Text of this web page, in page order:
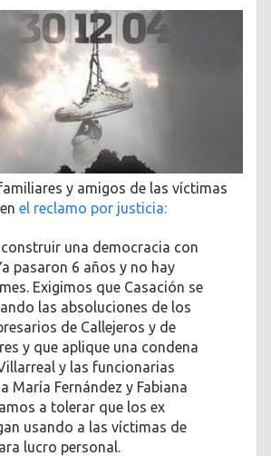
y amigos de las víctimas
el reclamo por justicia:
construir una democracia con
pasaron 6 años y no hay
Exigimos que Casación se
las absoluciones de los
de Callejeros y de
y que aplique una condena
y las funcionarias
María Fernández y Fabiana
a tolerar que los ex
usando a las víctimas de
lucro personal.